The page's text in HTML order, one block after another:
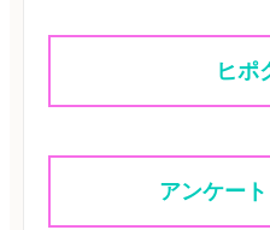
ヒポ
アンケー